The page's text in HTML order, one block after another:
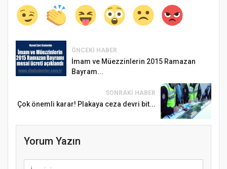
ÖNCEKI HABER
İmam ve Müezzinlerin 2015 Ramazan
Bayram...
SONRAKI HABER
Çok önemli karar! Plakaya ceza devri bit...
Yorum Yazın
Samsun Atakum’da Ayasofya Camii